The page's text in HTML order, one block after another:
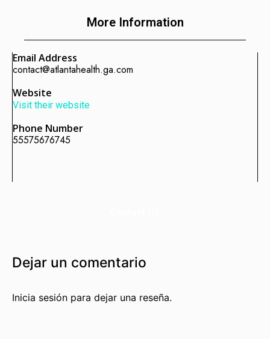
Salud y Bienestar
Reserva tu Consultoría Gratuita
Marquemos tu Norte Juntos.
More Information
Email Address
contact@atlantahealth.ga.com
Website
Visit their website
Phone Number
55575676745
Dejar un comentario
Inicia sesión para dejar una reseña.